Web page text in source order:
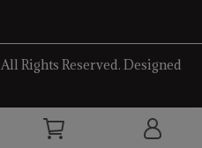
All Rights Reserved. Designed